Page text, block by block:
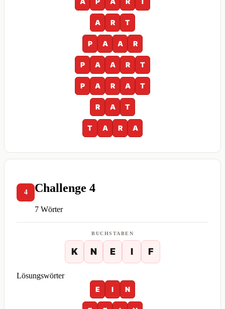
A R T
P A A R
P A A R T
P A R A T
R A T
T A R A
4 Challenge 4
7 Wörter
BUCHSTABEN
K N E I F
Lösungswörter
E
I N